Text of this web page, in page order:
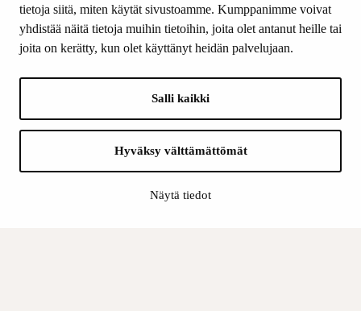
tietoja siitä, miten käytät sivustoamme. Kumppanimme voivat
yhdistää näitä tietoja muihin tietoihin, joita olet antanut heille tai
joita on kerätty, kun olet käyttänyt heidän palvelujaan.
Salli kaikki
Hyväksy välttämättömät
Näytä tiedot
Facebook
Instagram
LinkedIn
Suomen Kulttuurirahasto: